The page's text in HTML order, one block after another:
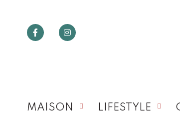
MAISON LIFESTYLE